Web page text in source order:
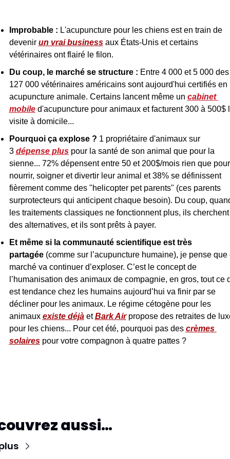
Improbable : L'acupuncture pour les chiens est en train de
devenir un vrai business aux États-Unis et certains
vétérinaires ont flairé le filon.
Du coup, le marché se structure : Entre 4 000 et 5 000 des
127 000 vétérinaires américains sont aujourd'hui certifiés en
acupuncture animale. Certains lancent même un cabinet
mobile d'acupuncture pour animaux et facturent 300 à 500$
visite à domicile...
Pourquoi ça explose ? 1 propriétaire d'animaux sur
3 dépense plus pour la santé de son animal que pour la
sienne... 72% dépensent entre 50 et 200$/mois rien que pour
nourrir, soigner et divertir leur animal et 38% se définissent
fièrement comme des "helicopter pet parents" (ces parents
surprotecteurs qui anticipent chaque besoin). Du coup,
les traitements classiques ne fonctionnent plus, ils cherchent
des alternatives, et ils sont prêts à payer.
Et même si la communauté scientifique est très
partagée (comme sur l’acupuncture humaine), je pense que
marché va continuer d’exploser. C’est le concept de
l’humanisation des animaux de compagnie, en gros, tout ce
est tendance chez les humains aujourd’hui va finir par se
décliner pour les animaux. Le régime cétogène pour les
animaux existe déjà et Bark Air propose des retraites de
pour les chiens... Pour cet été, pourquoi pas des crèmes
solaires pour votre compagnon à quatre pattes ?
aussi…